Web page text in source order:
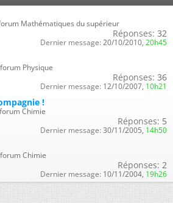
Mathématiques du supérieur
Réponses: 32
Dernier message: 20/10/2010, 20h45
Physique
Réponses: 36
Dernier message: 12/10/2007, 10h21
!
Chimie
Réponses: 5
Dernier message: 30/11/2005, 14h50
Chimie
Réponses: 2
Dernier message: 10/11/2004, 19h26